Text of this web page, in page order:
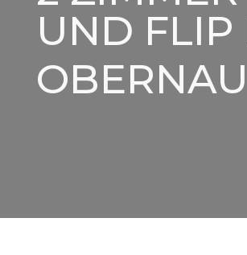
UND FLIP
OBERNAU